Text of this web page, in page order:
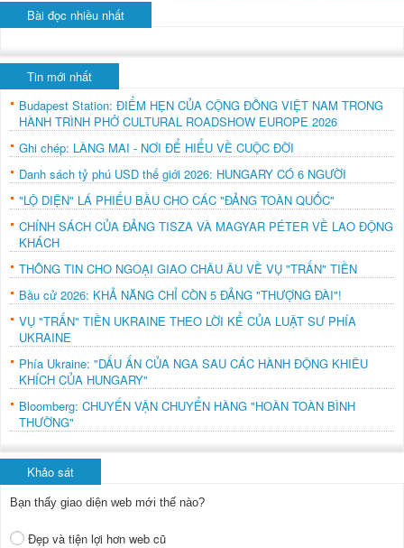
Bài đọc nhiều nhất
Tin mới nhất
Budapest Station: ĐIỂM HẸN CỦA CỘNG ĐỒNG VIỆT NAM TRONG
HÀNH TRÌNH PHỞ CULTURAL ROADSHOW EUROPE 2026
Ghi chép: LÀNG MAI - NƠI ĐỂ HIỂU VỀ CUỘC ĐỜI
Danh sách tỷ phú USD thế giới 2026: HUNGARY CÓ 6 NGƯỜI
"LỘ DIỆN" LÁ PHIẾU BẦU CHO CÁC "ĐẢNG TOÀN QUỐC"
CHÍNH SÁCH CỦA ĐẢNG TISZA VÀ MAGYAR PÉTER VỀ LAO ĐỘNG
KHÁCH
THÔNG TIN CHO NGOẠI GIAO CHÂU ÂU VỀ VỤ "TRẤN" TIỀN
Bầu cử 2026: KHẢ NĂNG CHỈ CÒN 5 ĐẢNG "THƯỢNG ĐÀI"!
VỤ "TRẤN" TIỀN UKRAINE THEO LỜI KỂ CỦA LUẬT SƯ PHÍA
UKRAINE
Phía Ukraine: "DẤU ẤN CỦA NGA SAU CÁC HÀNH ĐỘNG KHIÊU
KHÍCH CỦA HUNGARY"
Bloomberg: CHUYẾN VẬN CHUYỂN HÀNG "HOÀN TOÀN BÌNH
THƯỜNG"
Khảo sát
Bạn thấy giao diện web mới thế nào?
Đẹp và tiện lợi hơn web cũ